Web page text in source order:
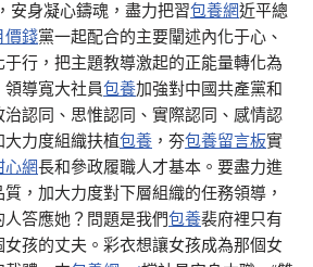
安身凝心鑄魂，盡力把習包養網近平總
價錢黨一起配合的主要闡述內化于心、
于行，把主題教導激起的正能量轉化為
導寬大社員包養加強對中國共產黨和
認同、思惟認同、實際認同、感情認
大力度組織扶植包養 ，夯包養留言板實
心網長和參政履職人才基本。要盡力進
質，加大力度對下層組織的任務領導，
答應她？問題是我們包養裴府裡只有
孩的丈夫。彩衣想讓女孩成為那個女